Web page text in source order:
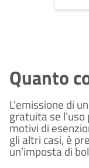
Quanto
L’emissione di
gratuita se
motivi di
gli altri casi, è
un’imposta di